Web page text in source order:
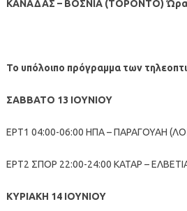
ΚΑΝΑΔΑΣ – ΒΟΣΝΙΑ (ΤΟΡΟΝΤΟ)
Το υπόλοιπο πρόγραμμα των
ΣΑΒΒΑΤΟ 13 ΙΟΥΝΙΟΥ
ΕΡΤ1 04:00-06:00 ΗΠΑ – ΠΑΡΑΓΟΥΑΗ
ΕΡΤ2 ΣΠΟΡ 22:00-24:00 ΚΑΤΑΡ –
ΚΥΡΙΑΚΗ 14 ΙΟΥΝΙΟΥ